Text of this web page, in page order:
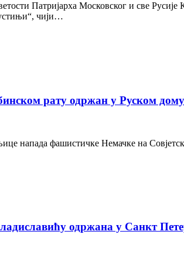
Патријарха Московског и све
чији…
рату одржан у Руском дому
напада фашистичке Немачке на
одржана у Санкт